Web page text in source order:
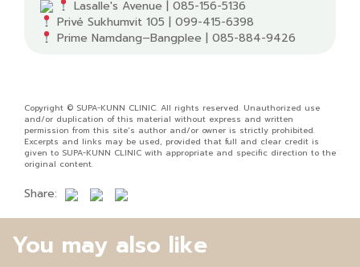
Prime Namdang–Bangplee | 085-884-9426
Copyright © SUPA-KUNN CLINIC. All rights reserved. Unauthorized use
and/or duplication of this material without express and written
permission from this site’s author and/or owner is strictly prohibited.
Excerpts and links may be used, provided that full and clear credit is
given to SUPA-KUNN CLINIC with appropriate and specific direction to the
original content.
Share:
You may also like